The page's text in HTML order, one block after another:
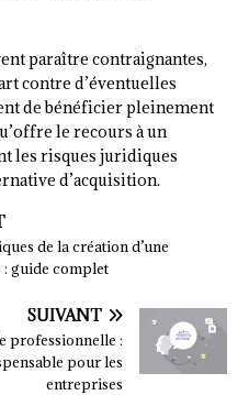
paraître contraignantes,
contre d’éventuelles
de bénéficier pleinement
le recours à un
les risques juridiques
d’acquisition.
de la création d’une
guide complet
SUIVANT
professionnelle :
pour les
entreprises